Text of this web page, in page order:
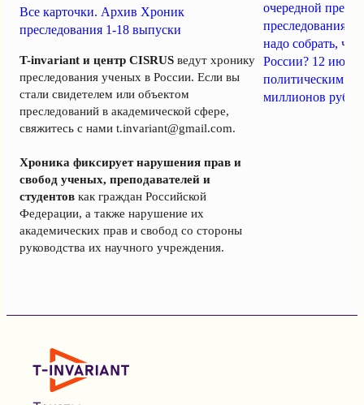
Все карточки. Архив Хроник
преследования 1-18 выпуски
T-invariant и центр CISRUS ведут хронику
преследования ученых в России. Если вы
стали свидетелем или объектом
преследований в академической сфере,
свяжитесь с нами t.invariant@gmail.com.
Хроника фиксирует нарушения прав и
свобод ученых, преподавателей и
студентов как граждан Российской
Федерации, а также нарушение их
академических прав и свобод со стороны
руководства их научного учреждения.
очередной
преследования
надо собрать,
России? 12
политическим
миллионов